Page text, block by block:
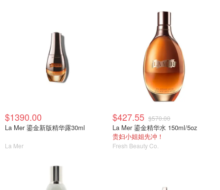
$1390.00
La Mer 鎏金新版精华露30ml
La Mer
$427.55 $570.00
La Mer 鎏金精华水 150ml/5oz
贵妇小姐姐先冲！
Fresh Beauty Co.